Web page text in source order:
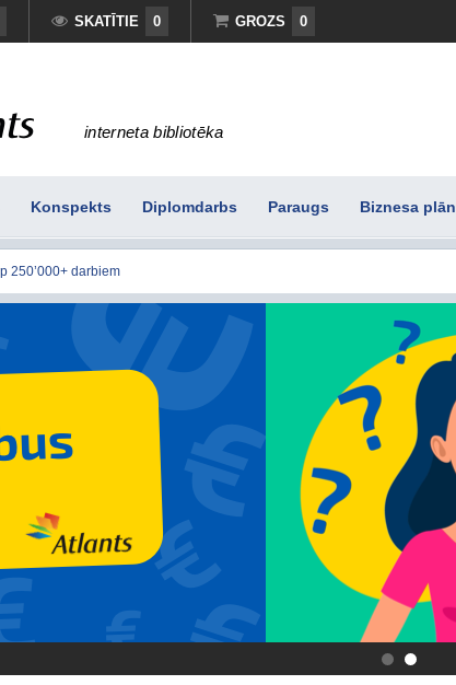
SKATĪTIE 0 GROZS 0
interneta bibliotēka
Konspekts Diplomdarbs Paraugs Biznesa
.